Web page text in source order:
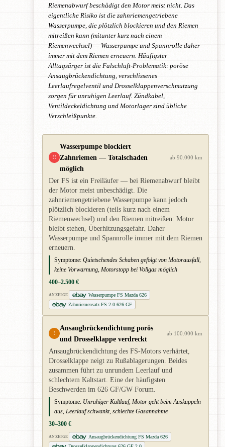
Riemenabwurf beschädigt den Motor meist nicht. Das
eigentliche Risiko ist die zahnriemengetriebene
Wasserpumpe, die plötzlich blockieren und den Riemen
mitreißen kann (mitunter kurz nach einem
Riemenwechsel) — Wasserpumpe und Spannrolle daher
immer mit dem Riemen erneuern. Häufigster
Alltagsärger ist die Falschluft-Problematik: poröse
Ansaugbrückendichtung, verschlissenes
Leerlaufregelventil und Drosselklappenverschmutzung
sorgen für unruhigen Leerlauf. Zündkabel,
Ventildeckeldichtung und Motorlager sind übliche
Verschleißpunkte.
!!
Wasserpumpe blockiert
Zahnriemen — Totalschaden
möglich
ab 90.000 km
Der FS ist ein Freiläufer — bei Riemenabwurf bleibt
der Motor meist unbeschädigt. Die
zahnriemengetriebene Wasserpumpe kann jedoch
plötzlich blockieren (teils kurz nach einem
Riemenwechsel) und den Riemen mitreißen: Motor
bleibt stehen, Überhitzungsgefahr. Daher
Wasserpumpe und Spannrolle immer mit dem Riemen
erneuern.
Symptome: Quietschendes Schaben gefolgt von Motorausfall,
keine Vorwarnung, Motorstopp bei Vollgas möglich
400–2.500 €
ANZEIGE
Wasserpumpe FS Mazda 626
Zahnriemensatz FS 2.0 626 GF
!
Ansaugbrückendichtung porös
und Drosselklappe verdreckt
ab 100.000 km
Ansaugbrückendichtung des FS-Motors verhärtet,
Drosselklappe neigt zu Rußablagerungen. Beides
zusammen führt zu unrundem Leerlauf und
schlechtem Kaltstart. Eine der häufigsten
Beschwerden im 626 GF/GW Forum.
Symptome: Unruhiger Kaltlauf, Motor geht beim Auskuppeln
aus, Leerlauf schwankt, schlechte Gasannahme
30–300 €
ANZEIGE
Ansaugbrückendichtung FS Mazda 626